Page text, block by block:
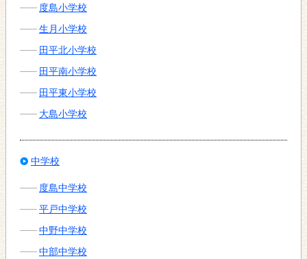
度島小学校
生月小学校
田平北小学校
田平南小学校
田平東小学校
大島小学校
中学校
度島中学校
平戸中学校
中野中学校
中部中学校